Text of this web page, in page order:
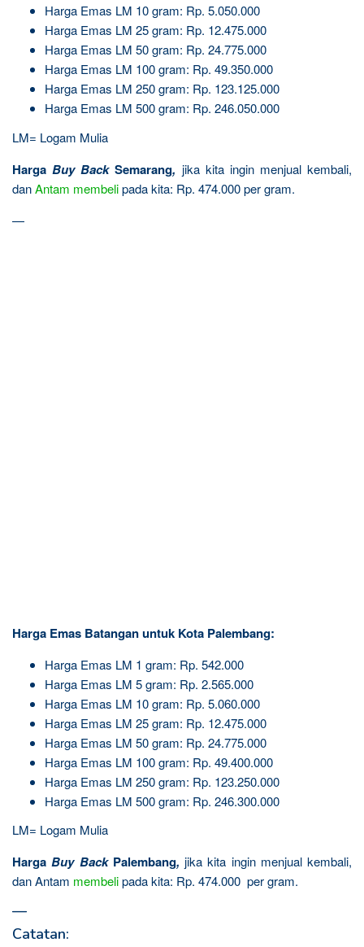
Harga Emas LM 10 gram: Rp. 5.050.000
Harga Emas LM 25 gram: Rp. 12.475.000
Harga Emas LM 50 gram: Rp. 24.775.000
Harga Emas LM 100 gram: Rp. 49.350.000
Harga Emas LM 250 gram: Rp. 123.125.000
Harga Emas LM 500 gram: Rp. 246.050.000
LM= Logam Mulia
HargaBuy BackSemarang, jika kita ingin menjual kembali,
danAntam membelipada kita: Rp. 474.000 per gram.
—
Harga Emas Batangan untuk Kota Palembang:
Harga Emas LM 1 gram: Rp. 542.000
Harga Emas LM 5 gram: Rp. 2.565.000
Harga Emas LM 10 gram: Rp. 5.060.000
Harga Emas LM 25 gram: Rp. 12.475.000
Harga Emas LM 50 gram: Rp. 24.775.000
Harga Emas LM 100 gram: Rp. 49.400.000
Harga Emas LM 250 gram: Rp. 123.250.000
Harga Emas LM 500 gram: Rp. 246.300.000
LM= Logam Mulia
HargaBuy Back Palembang, jika kita ingin menjual kembali,
dan Antam membelipada kita: Rp. 474.000 per gram.
—
Catatan: